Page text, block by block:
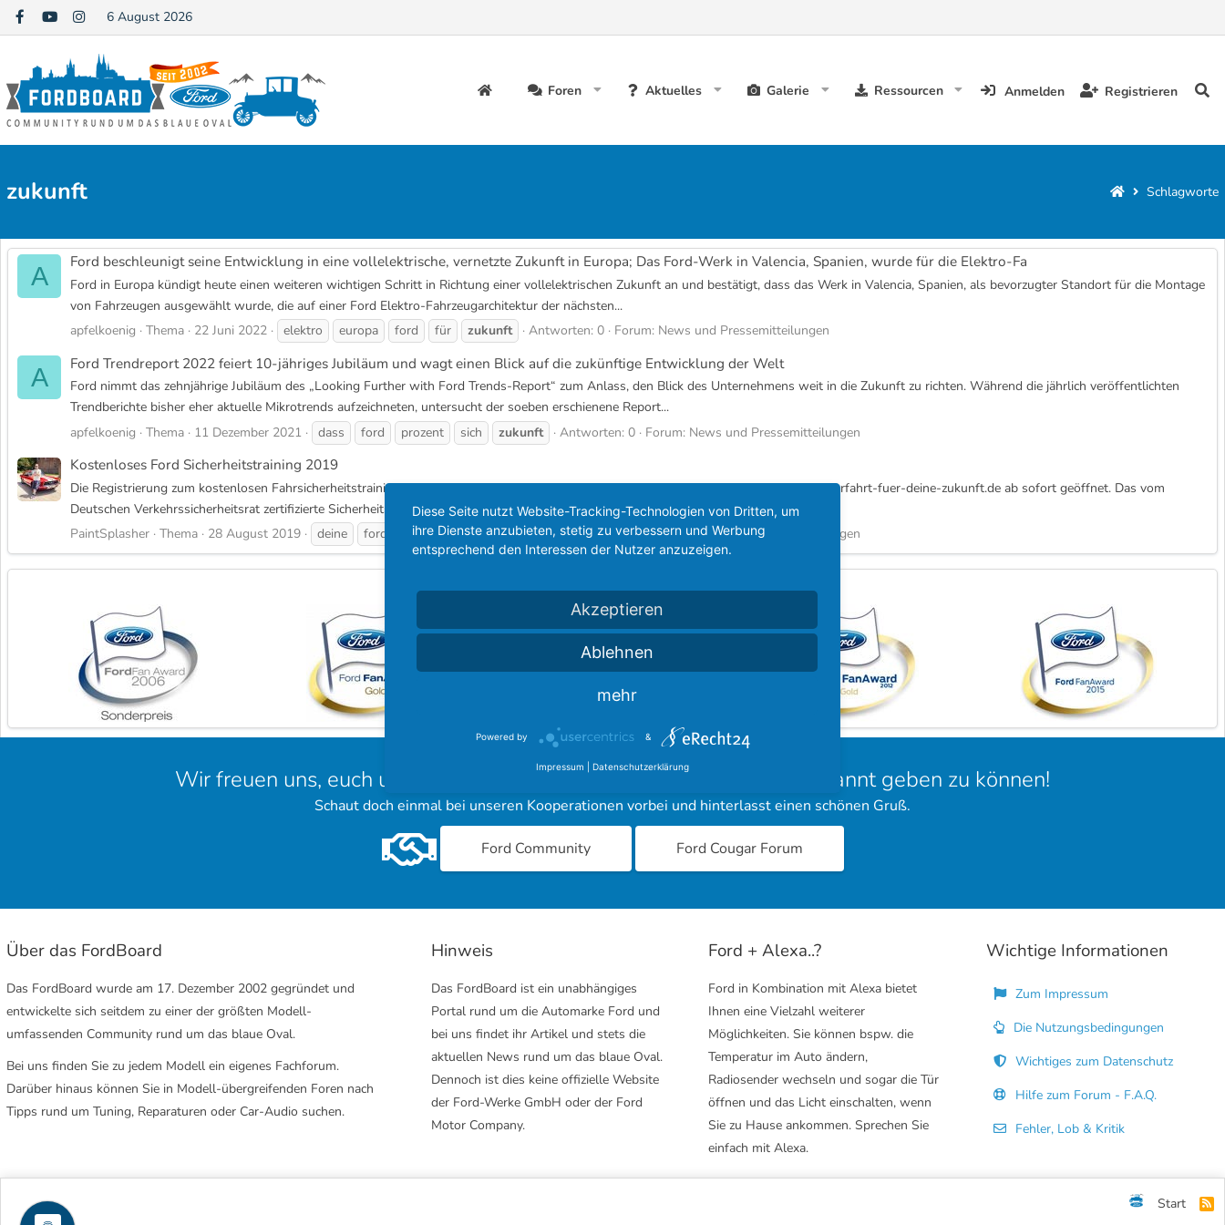
6 August 2026
Foren Aktuelles Galerie Ressourcen Anmelden Registrieren
zukunft Schlagworte
A Ford beschleunigt seine Entwicklung in eine vollelektrische, vernetzte Zukunft in Europa; Das Ford-Werk in Valencia, Spanien, wurde für die Elektro-Fa
Ford in Europa kündigt heute einen weiteren wichtigen Schritt in Richtung einer vollelektrischen Zukunft an und bestätigt, dass das Werk in Valencia, Spanien, als bevorzugter Standort für die Montage
von Fahrzeugen ausgewählt wurde, die auf einer Ford Elektro-Fahrzeugarchitektur der nächsten...
apfelkoenig
Thema 22 Juni 2022 elektro europa ford für zukunft Antworten: 0 Forum: News und Pressemitteilungen
A Ford Trendreport 2022 feiert 10-jähriges Jubiläum und wagt einen Blick auf die zukünftige Entwicklung der Welt
Ford nimmt das zehnjährige Jubiläum des „Looking Further with Ford Trends-Report“ zum Anlass, den Blick des Unternehmens weit in die Zukunft zu richten. Während die jährlich veröffentlichten
Trendberichte bisher eher aktuelle Mikrotrends aufzeichneten, untersucht der soeben erschienene Report...
apfelkoenig
Thema 11 Dezember 2021 dass ford prozent sich zukunft Antworten: 0 Forum: News und Pressemitteilungen
Kostenloses Ford Sicherheitstraining 2019
Die Registrierung zum kostenlosen Fahrsicherheitstraining „Vorfahrt für Deine Zukunft“ ist auf der Programm-eigenen Website www.vorfahrt-fuer-deine-zukunft.de ab sofort geöffnet. Das vom
Deutschen Verkehrssicherheitsrat zertifizierte Sicherheitstraining richtet sich speziell an junge Autofahrer...
PaintSplasher Thema 28 August 2019 deine ford für vorfahrt zukunft Antworten: 1 Forum:News und Pressemitteilungen
Ehrungen für das FordBoard
Wir freuen uns, euch unsere langjährigen Partner des FordBoard bekannt geben zu können!
Schaut doch einmal bei unseren Kooperationen vorbei und hinterlasst einen schönen Gruß.
Ford Community Ford Cougar Forum
Über das FordBoard
Das FordBoard wurde am 17. Dezember 2002 gegründet und
entwickelte sich seitdem zu einer der größten Modell-
umfassenden Community rund um das blaue Oval.
Bei uns finden Sie zu jedem Modell ein eigenes Fachforum.
Darüber hinaus können Sie in Modell-übergreifenden Foren nach
Tipps rund um Tuning, Reparaturen oder Car-Audio suchen.
Hinweis
Das FordBoard ist ein unabhängiges
Portal rund um die Automarke Ford und
bei uns findet ihr Artikel und stets die
aktuellen News rund um das blaue Oval.
Dennoch ist dies keine offizielle Website
der Ford-Werke GmbH oder der Ford
Motor Company.
Ford + Alexa..?
Ford in Kombination mit Alexa bietet
Ihnen eine Vielzahl weiterer
Möglichkeiten. Sie können bspw. die
Temperatur im Auto ändern,
Radiosender wechseln und sogar die Tür
öffnen und das Licht einschalten, wenn
Sie zu Hause ankommen. Sprechen Sie
einfach mit Alexa.
Wichtige Informationen
Zum Impressum
Die Nutzungsbedingungen
Wichtiges zum Datenschutz
Hilfe zum Forum - F.A.Q.
Fehler, Lob & Kritik
Start
R
Diese Seite nutzt Website-Tracking-Technologien von Dritten, um
ihre Dienste anzubieten, stetig zu verbessern und Werbung
entsprechend den Interessen der Nutzer anzuzeigen.
Akzeptieren
Ablehnen
mehr
Powered by &
Impressum Datenschutzerklärung